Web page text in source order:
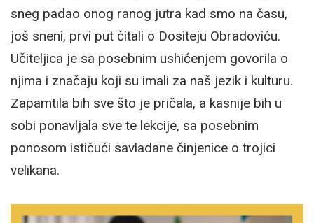
sneg padao onog ranog jutra kad smo na času,
još sneni, prvi put čitali o Dositeju Obradoviću.
Učiteljica je sa posebnim ushićenjem govorila o
njima i značaju koji su imali za naš jezik i kulturu.
Zapamtila bih sve što je pričala, a kasnije bih u
sobi ponavljala sve te lekcije, sa posebnim
ponosom ističući savladane činjenice o trojici
velikana.